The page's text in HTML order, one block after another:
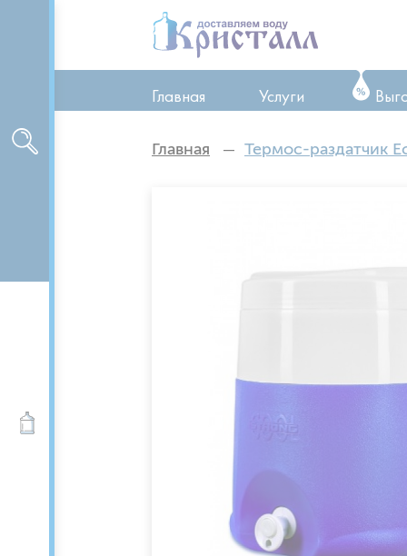
Главная Услуги
Главная Термос-раздатчик